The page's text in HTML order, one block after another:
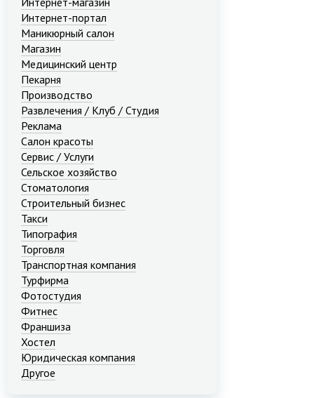
Интернет-портал
Маникюрный салон
Магазин
Медицинский центр
Пекарня
Производство
Развлечения / Клуб / Студия
Реклама
Салон красоты
Сервис / Услуги
Сельское хозяйство
Стоматология
Строительный бизнес
Такси
Типография
Торговля
Транспортная компания
Турфирма
Фотостудия
Фитнес
Франшиза
Хостел
Юридическая компания
Другое